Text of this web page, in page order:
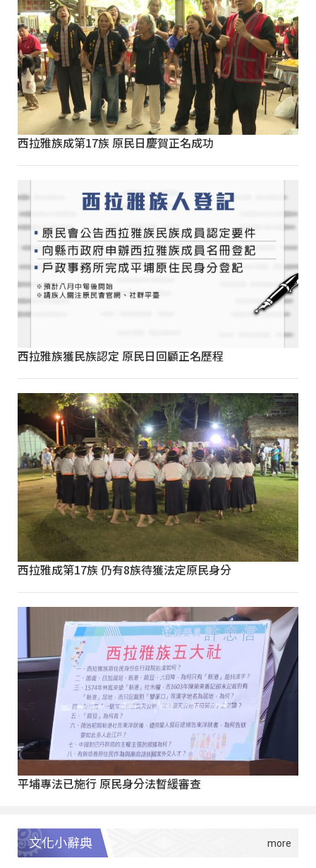
西拉雅族成第17族 原民日慶賀正名成功
西拉雅族獲民族認定 原民日回顧正名歷程
西拉雅成第17族 仍有8族待獲法定原民身分
平埔專法已施行 原民身分法暫緩審查
文化小辭典